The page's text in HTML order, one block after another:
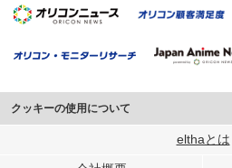
クッキーの使用について
このサイトでは Cookie を使用して、ユーザ
elthaとは